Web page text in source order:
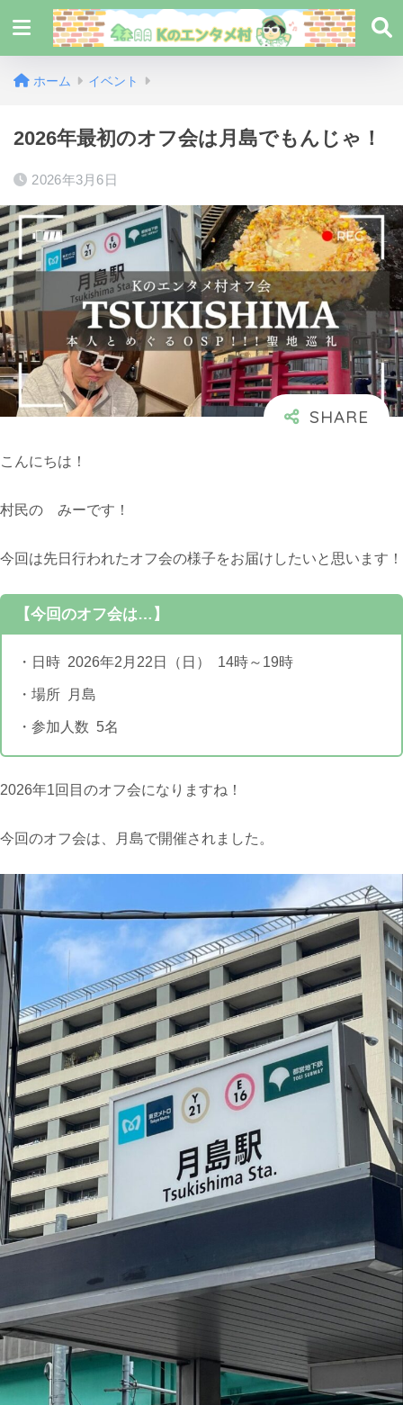
ホーム イベント
2026年最初のオフ会は月島でもんじゃ！
2026年3月6日
こんにちは！
村民の みーです！
今回は先日行われたオフ会の様子をお届けしたいと思います！
【今回のオフ会は…】
・日時 2026年2月22日（日） 14時～19時
・場所 月島
・参加人数 5名
2026年1回目のオフ会になりますね！
今回のオフ会は、月島で開催されました。